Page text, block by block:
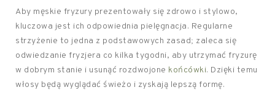
Aby męskie fryzury prezentowały się zdrowo i stylowo,
kluczowa jest ich odpowiednia pielęgnacja. Regularne
strzyżenie to jedna z podstawowych zasad; zaleca się
odwiedzanie fryzjera co kilka tygodni, aby utrzymać fryzurę
w dobrym stanie i usunąć rozdwojone końcówki. Dzięki temu
włosy będą wyglądać świeżo i zyskają lepszą formę.